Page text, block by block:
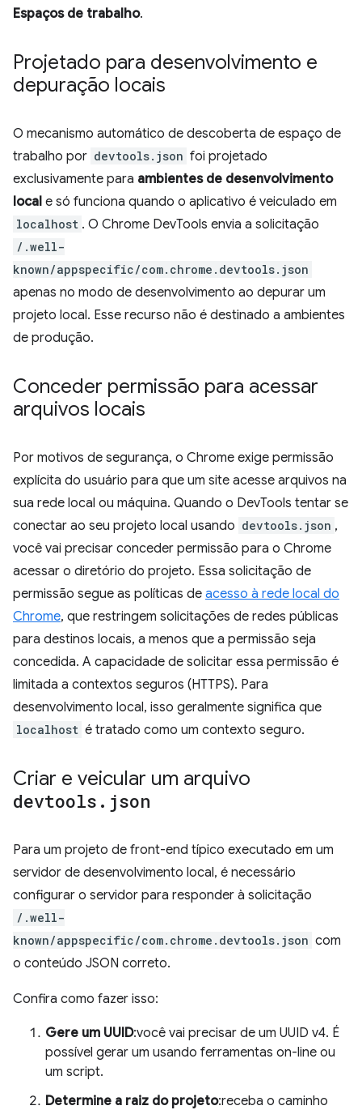
Espaços de trabalho.
Projetado para desenvolvimento e
depuração locais
O mecanismo automático de descoberta de espaço de
trabalho por devtools.json foi projetado
exclusivamente para ambientes de desenvolvimento
local e só funciona quando o aplicativo é veiculado em
localhost . O Chrome DevTools envia a solicitação
/.well-
known/appspecific/com.chrome.devtools.json
apenas no modo de desenvolvimento ao depurar um
projeto local. Esse recurso não é destinado a ambientes
de produção.
Conceder permissão para acessar
arquivos locais
Por motivos de segurança, o Chrome exige permissão
explícita do usuário para que um site acesse arquivos na
sua rede local ou máquina. Quando o DevTools tentar se
conectar ao seu projeto local usando devtools.json ,
você vai precisar conceder permissão para o Chrome
acessar o diretório do projeto. Essa solicitação de
permissão segue as políticas de acesso à rede local do
Chrome, que restringem solicitações de redes públicas
para destinos locais, a menos que a permissão seja
concedida. A capacidade de solicitar essa permissão é
limitada a contextos seguros (HTTPS). Para
desenvolvimento local, isso geralmente significa que
localhost é tratado como um contexto seguro.
Criar e veicular um arquivo
devtools . json
Para um projeto de front-end típico executado em um
servidor de desenvolvimento local, é necessário
configurar o servidor para responder à solicitação
/.well-
known/appspecific/com.chrome.devtools.json com
o conteúdo JSON correto.
Confira como fazer isso:
Gere um UUID:você vai precisar de um UUID v4. É
possível gerar um usando ferramentas on-line ou
um script.
Determine a raiz do projeto:receba o caminho